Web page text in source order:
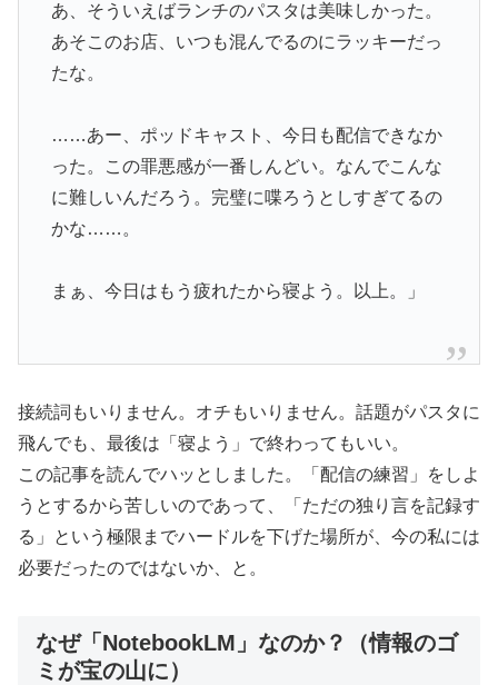
あ、そういえばランチのパスタは美味しかった。
あそこのお店、いつも混んでるのにラッキーだっ
たな。
……あー、ポッドキャスト、今日も配信できなか
った。この罪悪感が一番しんどい。なんでこんな
に難しいんだろう。完璧に喋ろうとしすぎてるの
かな……。
まぁ、今日はもう疲れたから寝よう。以上。」
接続詞もいりません。オチもいりません。話題がパスタに
飛んでも、最後は「寝よう」で終わってもいい。
この記事を読んでハッとしました。「配信の練習」をしよ
うとするから苦しいのであって、「ただの独り言を記録す
る」という極限までハードルを下げた場所が、今の私には
必要だったのではないか、と。
なぜ「NotebookLM」なのか？（情報のゴ
ミが宝の山に）